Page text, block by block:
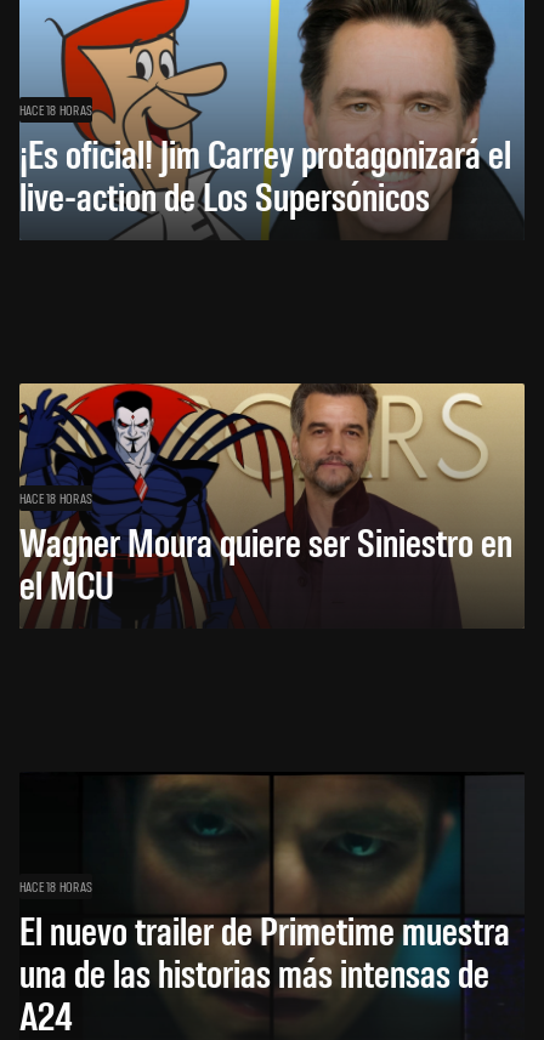
HACE 18 HORAS
¡Es oficial! Jim Carrey protagonizará el
live-action de Los Supersónicos
HACE 18 HORAS
Wagner Moura quiere ser Siniestro en
el MCU
HACE 18 HORAS
El nuevo trailer de Primetime muestra
una de las historias más intensas de
A24